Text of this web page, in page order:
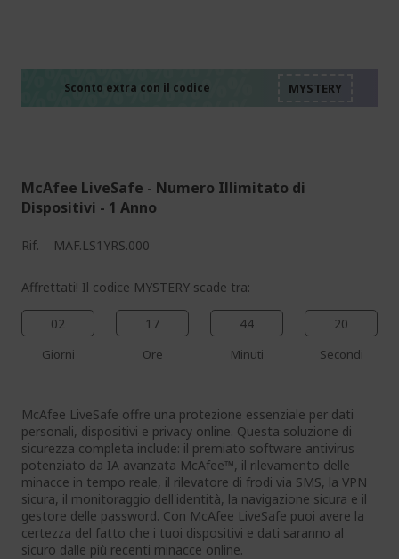
Sconto extra con il codice
McAfee LiveSafe - Numero Illimitato di
Dispositivi - 1 Anno
Rif. MAF.LS1YRS.000
Affrettati! Il codice MYSTERY scade tra:
02
Giorni
17
Ore
44
Minuti
19
Secondi
McAfee LiveSafe offre una protezione essenziale per dati
personali, dispositivi e privacy online. Questa soluzione di
sicurezza completa include: il premiato software antivirus
potenziato da IA avanzata McAfee™, il rilevamento delle
minacce in tempo reale, il rilevatore di frodi via SMS, la VPN
sicura, il monitoraggio dell'identità, la navigazione sicura e il
gestore delle password. Con McAfee LiveSafe puoi avere la
certezza del fatto che i tuoi dispositivi e dati saranno al
sicuro dalle più recenti minacce online.